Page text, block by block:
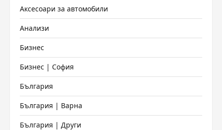
Аксесоари за автомобили
Анализи
Бизнес
Бизнес | София
България
България | Варна
България | Други